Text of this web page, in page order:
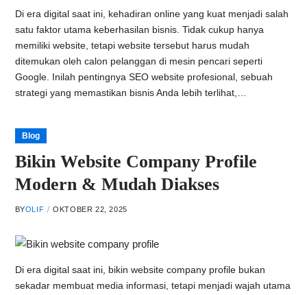
Di era digital saat ini, kehadiran online yang kuat menjadi salah
satu faktor utama keberhasilan bisnis. Tidak cukup hanya
memiliki website, tetapi website tersebut harus mudah
ditemukan oleh calon pelanggan di mesin pencari seperti
Google. Inilah pentingnya SEO website profesional, sebuah
strategi yang memastikan bisnis Anda lebih terlihat,…
Blog
Bikin Website Company Profile
Modern & Mudah Diakses
BYOLIF OKTOBER 22, 2025
Di era digital saat ini, bikin website company profile bukan
sekadar membuat media informasi, tetapi menjadi wajah utama